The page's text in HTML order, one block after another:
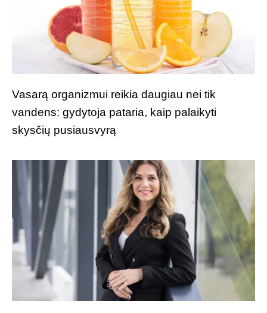
Vasarą organizmui reikia daugiau nei tik
vandens: gydytoja pataria, kaip palaikyti
skysčių pusiausvyrą